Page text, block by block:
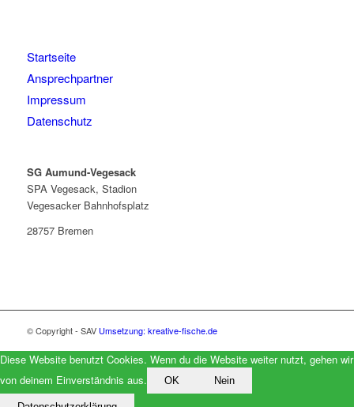
Startseite
Ansprechpartner
Impressum
Datenschutz
SG Aumund-Vegesack
SPA Vegesack, Stadion
Vegesacker Bahnhofsplatz
28757 Bremen
© Copyright - SAV Umsetzung: kreative-fische.de
Diese Website benutzt Cookies. Wenn du die Website weiter nutzt, gehen wir
von deinem Einverständnis aus.
OK Nein